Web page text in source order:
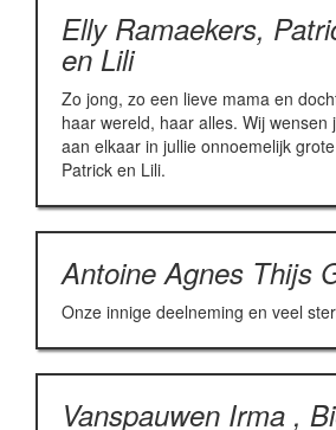
Elly Ramaekers,
en Lili
Zo jong, zo een lieve mama en
haar wereld, haar alles. Wij wensen
aan elkaar in jullie onnoemelijk
Patrick en Lili.
Antoine Agnes Thijs
Onze innige deelneming en veel
Vanspauwen Irma ,